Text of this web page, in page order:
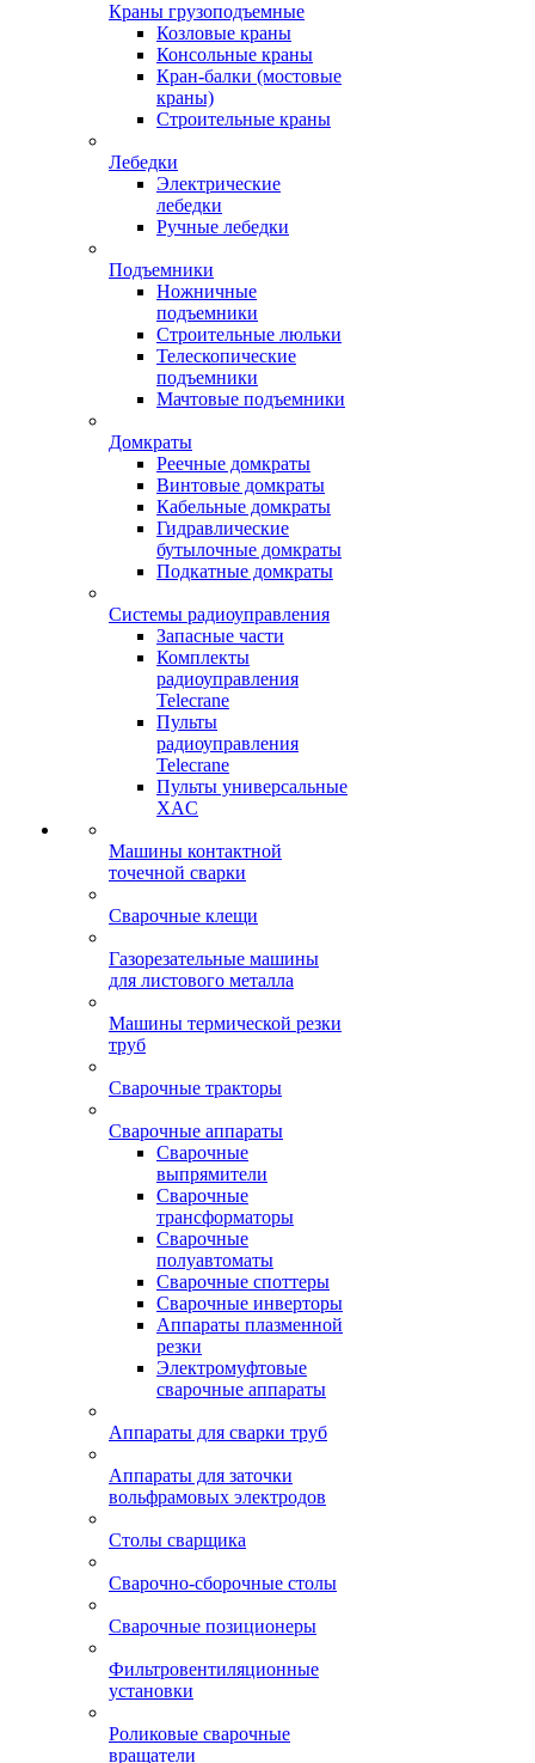
Краны грузоподъемные
Козловые краны
Консольные краны
Кран-балки (мостовые
краны)
Строительные краны
Лебедки
Электрические
лебедки
Ручные лебедки
Подъемники
Ножничные
подъемники
Строительные люльки
Телескопические
подъемники
Мачтовые подъемники
Домкраты
Реечные домкраты
Винтовые домкраты
Кабельные домкраты
Гидравлические
бутылочные домкраты
Подкатные домкраты
Системы радиоуправления
Запасные части
Комплекты
радиоуправления
Telecrane
Пульты
радиоуправления
Telecrane
Пульты универсальные
XAC
Машины контактной
точечной сварки
Сварочные клещи
Газорезательные машины
для листового металла
Машины термической резки
труб
Сварочные тракторы
Сварочные аппараты
Сварочные
выпрямители
Сварочные
трансформаторы
Сварочные
полуавтоматы
Сварочные споттеры
Сварочные инверторы
Аппараты плазменной
резки
Электромуфтовые
сварочные аппараты
Аппараты для сварки труб
Аппараты для заточки
вольфрамовых электродов
Столы сварщика
Сварочно-сборочные столы
Сварочные позиционеры
Фильтровентиляционные
установки
Роликовые сварочные
вращатели